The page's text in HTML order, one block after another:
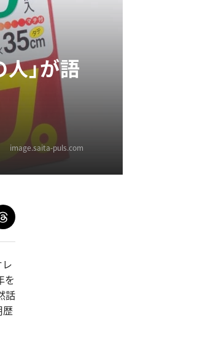
」が語
image.saita-puls.com
を
話